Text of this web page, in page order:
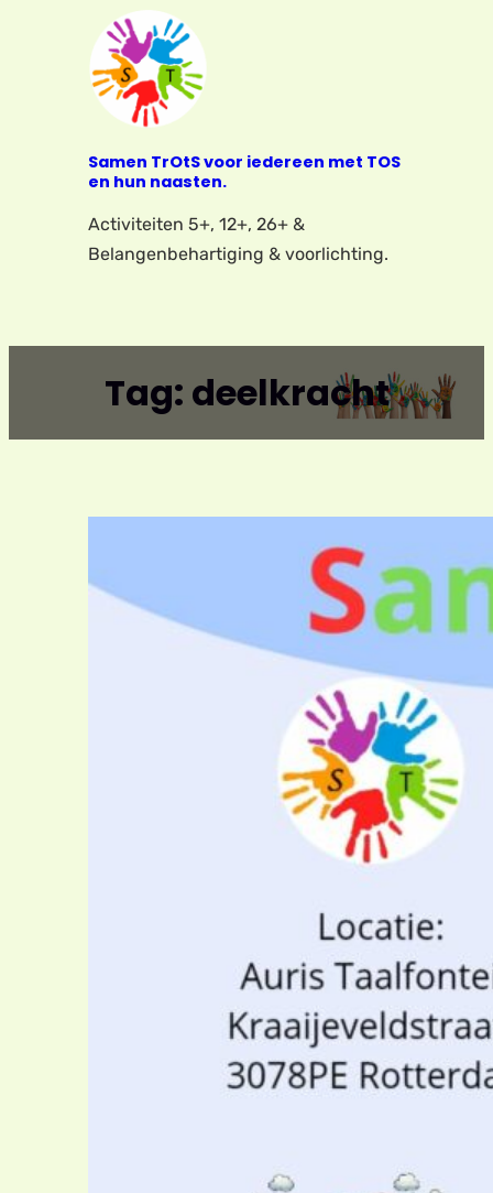
Samen TrOtS voor iedereen met TOS
en hun naasten.
Activiteiten 5+, 12+, 26+ &
Belangenbehartiging & voorlichting.
Tag: deelkracht